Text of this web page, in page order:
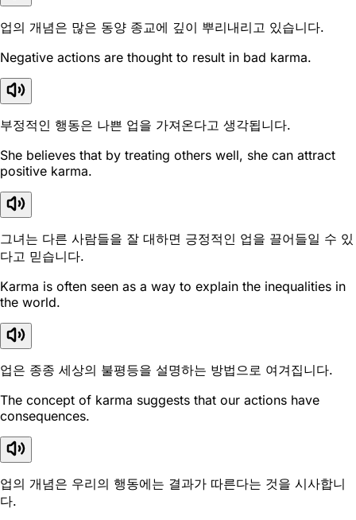
업의 개념은 많은 동양 종교에 깊이 뿌리내리고 있습니다.
Negative actions are thought to result in bad karma.
부정적인 행동은 나쁜 업을 가져온다고 생각됩니다.
She believes that by treating others well, she can attract
positive karma.
그녀는 다른 사람들을 잘 대하면 긍정적인 업을 끌어들일 수 있
다고 믿습니다.
Karma is often seen as a way to explain the inequalities in
the world.
업은 종종 세상의 불평등을 설명하는 방법으로 여겨집니다.
The concept of karma suggests that our actions have
consequences.
업의 개념은 우리의 행동에는 결과가 따른다는 것을 시사합니
다.